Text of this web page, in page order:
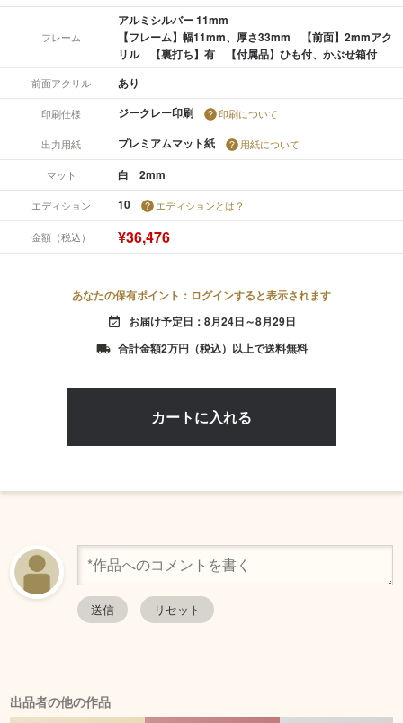
フレーム
アルミシルバー 11mm
【フレーム】幅11mm、厚さ33mm 【前面】2mmアク
リル 【裏打ち】有 【付属品】ひも付、かぶせ箱付
前面アクリル あり
印刷仕様 ジークレー印刷 印刷について
出力用紙 プレミアムマット紙 用紙について
マット 白 2mm
エディション 10 エディションとは？
金額（税込） ¥36,476
あなたの保有ポイント：ログインすると表示されます
event_available お届け予定日：8月24日～8月29日
local_shipping 合計金額2万円（税込）以上で送料無料
出品者の他の作品